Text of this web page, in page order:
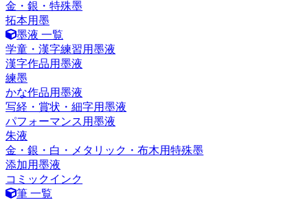
金・銀・特殊墨
拓本用墨
墨液 一覧
学童・漢字練習用墨液
漢字作品用墨液
練墨
かな作品用墨液
写経・賞状・細字用墨液
パフォーマンス用墨液
朱液
金・銀・白・メタリック・布木用特殊墨
添加用墨液
コミックインク
筆 一覧